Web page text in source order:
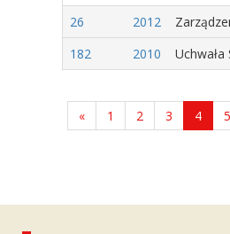
26
2012
182
2010 Uchwała
« 1 2 3 4 5